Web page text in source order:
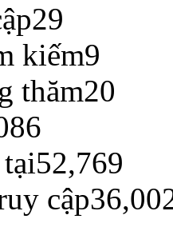
29
kiếm9
thăm20
52,769
cập